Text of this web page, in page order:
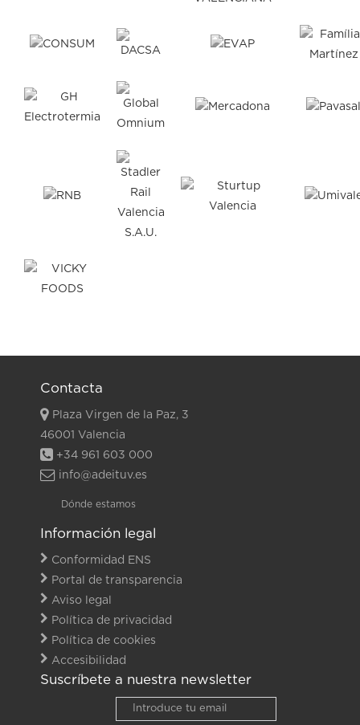
Contacta
Plaza Virgen de la Paz, 3
46001 Valencia
+34 961 603 000
info@adeituv.es
Dónde estamos
Información legal
Conformidad ENS
Portal de transparencia
Aviso legal
Política de privacidad
Política de cookies
Accesibilidad
Suscríbete a nuestra newsletter